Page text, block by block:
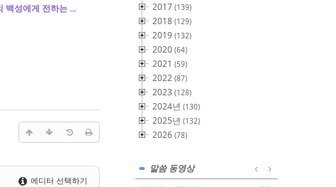
백성에게 전하는 ...
에디터 선택하기
2017 (139)
2018 (129)
2019 (132)
2020 (64)
2021 (59)
2022 (87)
2023 (128)
2024년 (130)
2025년 (132)
2026 (78)
말씀 동영상